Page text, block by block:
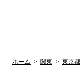
ホーム > 関東 > 東京都